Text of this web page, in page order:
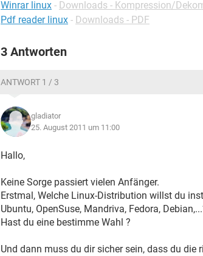
Winrar linux - Downloads - Kompression/
Pdf reader linux - Downloads - PDF
3 Antworten
ANTWORT 1 / 3
gladiator
25. August 2011 um 11:00
Hallo,
Keine Sorge passiert vielen Anfänger.
Erstmal, Welche Linux-Distribution willst du
Ubuntu, OpenSuse, Mandriva, Fedora,
Hast du eine bestimme Wahl ?
Und dann muss du dir sicher sein, dass du die